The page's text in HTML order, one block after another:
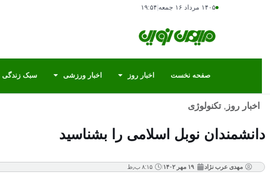
۱۴۰۵ مرداد ۱۶ جمعه ۱۹:۵۴
صفحه نخست اخبار روز اخبار ورزشی سبک زندگی
اخبار روز , تکنولوژی
دانشمندان نوبل اسلامی را بشناسید
مهدی عرب نژاد ۱۹ مهر ۱۴۰۲ ۸:۱۵ ب٫ظ